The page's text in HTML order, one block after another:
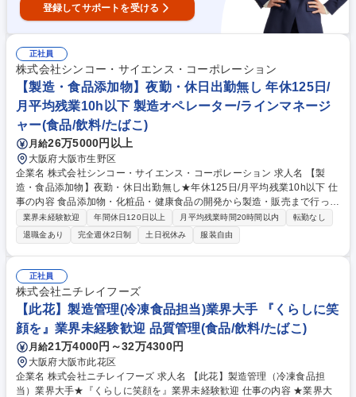
登録してサポートを受ける
正社員
株式会社シンコー・サイエンス・コーポレーション
【製造・食品添加物】夜勤・休日出勤無し 年休125日/
月平均残業10h以下 製造オペレーター/ラインマネージ
ャー(食品/飲料/たばこ)
月給26万5000円以上
大阪府大阪市生野区
企業名 株式会社シンコー・サイエンス・コーポレーション 求人名 【製
造・食品添加物】夜勤・休日出勤無し★年休125日/月平均残業10h以下 仕
事の内容 食品添加物・化粧品・健康食品の開発から製造・販売まで行って
いる当社にて、食品添加物（液体・粉体）の製造するお仕事です。計量/混
合→撹拌→濾過や殺菌工程→液体の重点→配管やタンクの洗浄作業をお任
せ。 【魅力】■月平均残業時間は10h以下となっております。夏冬の長期
休みは製造工場を閉めておりますので、その前後が繁忙期です。■上長や
責任者など複数人で人事評価を数字で決めるので、納得のいく人事評価制
度となっております。頑張りが給与にも反映される環境で、1年目で2回昇
給した方もいます。■約15年で化粧品売り上げを24億円増としたりタイム
カードを電子化したりとより働きやすくより安定した企業への変革期で
す。 募集職種 【製造・食品添加物】夜勤・休日出勤無し★年休125日/月
平均残業10h以下
業界未経験歓迎 年間休日120日以上 月平均残業時間20時間以内
転勤なし
退職金あり
完全週休2日制 土日祝休み 服装自由
正社員
株式会社ニチレイフーズ
【此花】製造管理(冷凍食品担当)業界大手 『くらしに笑
顔を』業界未経験歓迎 品質管理(食品/飲料/たばこ)
月給21万4000円～32万4300円
大阪府大阪市此花区
企業名 株式会社ニチレイフーズ 求人名 【此花】製造管理（冷凍食品担
当）業界大手★『くらしに笑顔を』業界未経験歓迎 仕事の内容 ★業界大